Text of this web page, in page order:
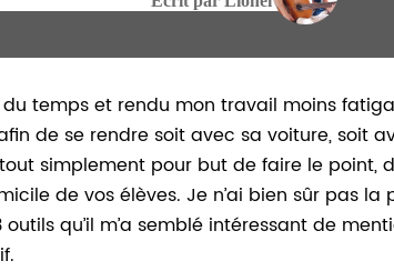
temps et rendu mon travail moins
de se rendre soit avec sa voiture, soit
simplement pour but de faire le point,
de vos élèves. Je n’ai bien sûr pas la
qu’il m’a semblé intéressant de